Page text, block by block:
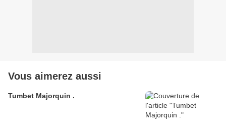
Vous aimerez aussi
Tumbet Majorquin .